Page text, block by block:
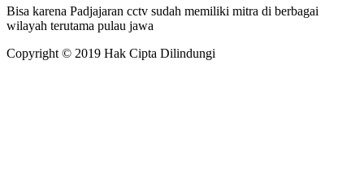
Bisa karena Padjajaran cctv sudah memiliki mitra di berbagai
wilayah terutama pulau jawa
Copyright © 2019 Hak Cipta Dilindungi